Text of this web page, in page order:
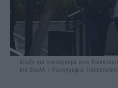
Δίωξη για κακούργημα στον
στη Βουλή / Φωτογραφία: